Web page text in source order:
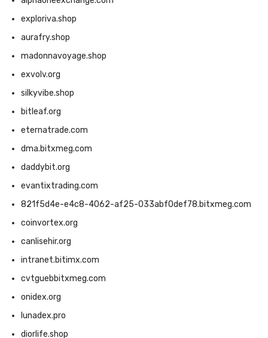
exploriva.shop
aurafry.shop
madonnavoyage.shop
exvolv.org
silkyvibe.shop
bitleaf.org
eternatrade.com
dma.bitxmeg.com
daddybit.org
evantixtrading.com
821f5d4e-e4c8-4062-af25-033abf0def78.bitxmeg.com
coinvortex.org
canlisehir.org
intranet.bitimx.com
cvtguebbitxmeg.com
onidex.org
lunadex.pro
diorlife.shop